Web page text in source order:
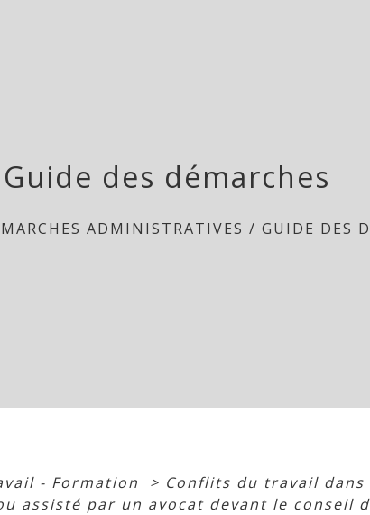
Guide des démarches
ADMINISTRATIVES / GUIDE DES
- Formation > Conflits du travail
assisté par un avocat devant le conseil